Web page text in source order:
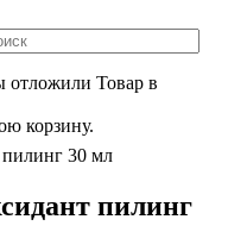
отложили Товар в
корзину.
30 мл
пилинг